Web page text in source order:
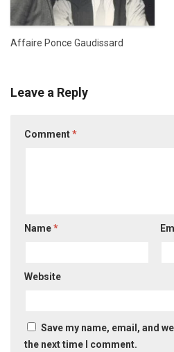
Affaire Ponce Gaudissard
Leave a Reply
Comment*
Name*
Website
Save my name, email, and
the next time I comment.